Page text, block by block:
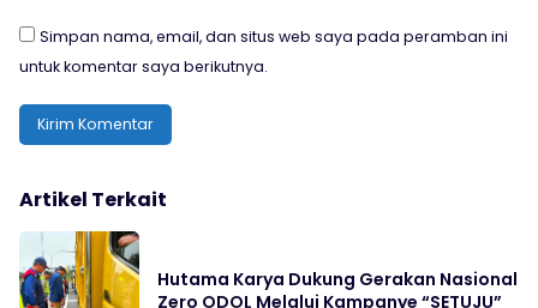
Simpan nama, email, dan situs web saya pada peramban ini
untuk komentar saya berikutnya.
Artikel Terkait
Hutama Karya Dukung Gerakan Nasional
Zero ODOL Melalui Kampanye “SETUJU”